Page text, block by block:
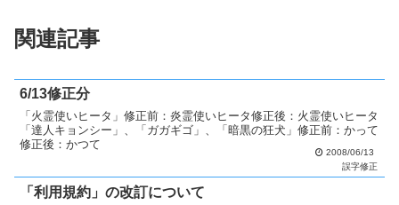
関連記事
6/13修正分
「火霊使いヒータ」修正前：炎霊使いヒータ修正後：火霊使いヒータ
「達人キョンシー」、「ガガギゴ」、「暗黒の狂犬」修正前：かって
修正後：かつて
2008/06/13
誤字修正
「利用規約」の改訂について